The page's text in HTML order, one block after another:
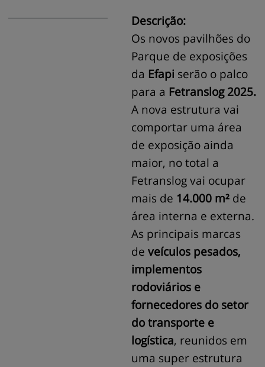
Descrição:
Os novos pavilhões do
Parque de exposições
da Efapi serão o palco
para a Fetranslog 2025.
A nova estrutura vai
comportar uma área
de exposição ainda
maior, no total a
Fetranslog vai ocupar
mais de 14.000 m² de
área interna e externa.
As principais marcas
de veículos pesados,
implementos
rodoviários e
fornecedores do setor
do transporte e
logística, reunidos em
uma super estrutura